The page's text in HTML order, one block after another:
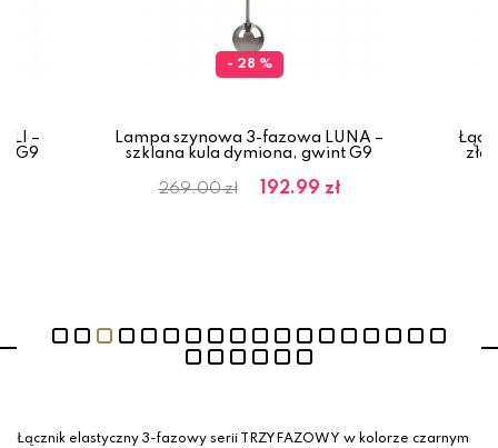
–
G9
- 28 %
Lampa szynowa 3-fazowa LUNA –
szklana kula dymiona, gwint G9
269.00 zł 192.99 zł
Łącznik elastyczny 3-fazowy serii TRZYFAZOWY w kolorze czarnym